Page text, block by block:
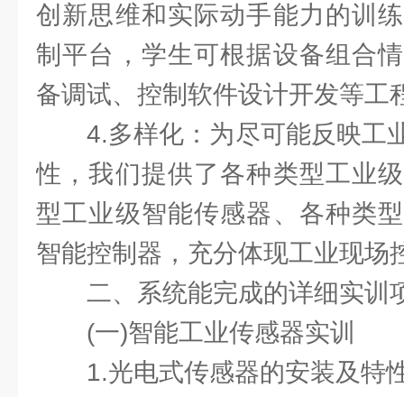
创新思维和实际动手能力的训
制平台，学生可根据设备组合
备调试、控制软件设计开发等工
4.多样化：为尽可能反映工
性，我们提供了各种类型工业
型工业级智能传感器、各种类
智能控制器，充分体现工业现场
二、系统能完成的详细实训
(一)智能工业传感器实训
1.光电式传感器的安装及特